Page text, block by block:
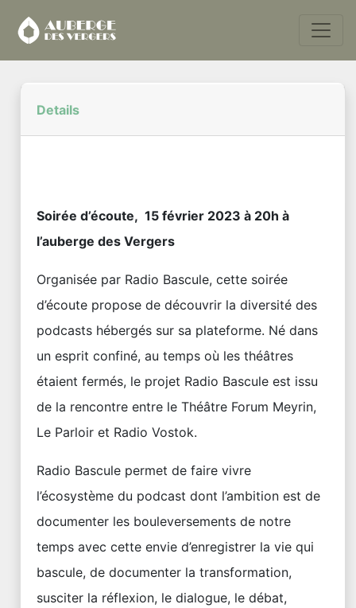
Details
Soirée d’écoute, 15 février 2023 à 20h à
l’auberge des Vergers
Organisée par Radio Bascule, cette soirée
d’écoute propose de découvrir la diversité des
podcasts hébergés sur sa plateforme. Né dans
un esprit confiné, au temps où les théâtres
étaient fermés, le projet Radio Bascule est issu
de la rencontre entre le Théâtre Forum Meyrin,
Le Parloir et Radio Vostok.
Radio Bascule permet de faire vivre
l’écosystème du podcast dont l’ambition est de
documenter les bouleversements de notre
temps avec cette envie d’enregistrer la vie qui
bascule, de documenter la transformation,
susciter la réflexion, le dialogue, le débat,